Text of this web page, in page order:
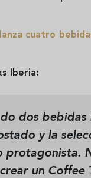
cuatro
Iberia:
dos bebidas
y la
protagonista.
un Coffee